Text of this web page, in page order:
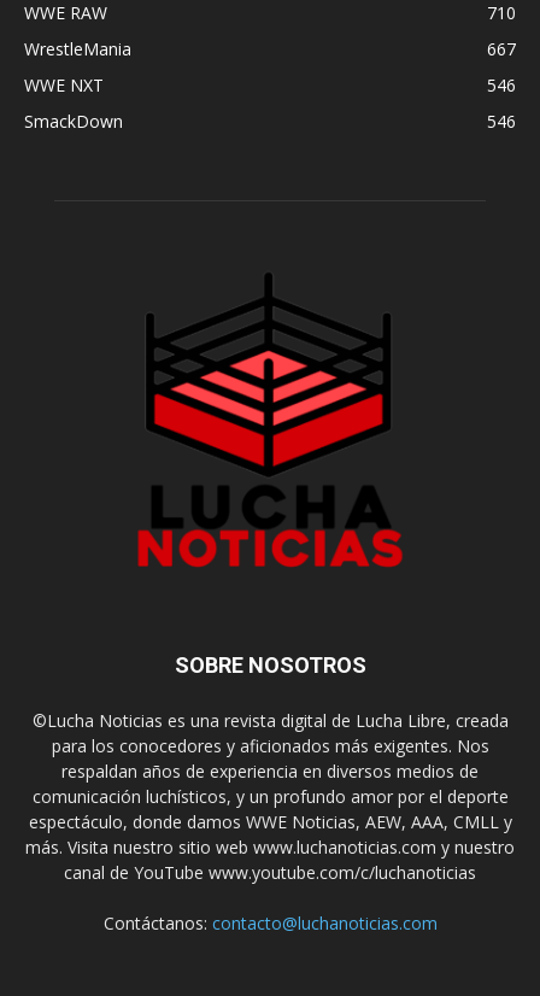
WWE RAW
710
WrestleMania
667
WWE NXT
546
SmackDown
546
SOBRE NOSOTROS
©Lucha Noticias es una revista digital de Lucha Libre, creada
para los conocedores y aficionados más exigentes. Nos
respaldan años de experiencia en diversos medios de
comunicación luchísticos, y un profundo amor por el deporte
espectáculo, donde damos WWE Noticias, AEW, AAA, CMLL y
más. Visita nuestro sitio web www.luchanoticias.com y nuestro
canal de YouTube www.youtube.com/c/luchanoticias
Contáctanos: contacto@luchanoticias.com